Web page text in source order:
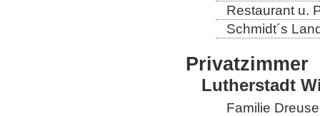
Restaurant u.
Schmidt´s
Privatzimmer
Lutherstadt
Familie